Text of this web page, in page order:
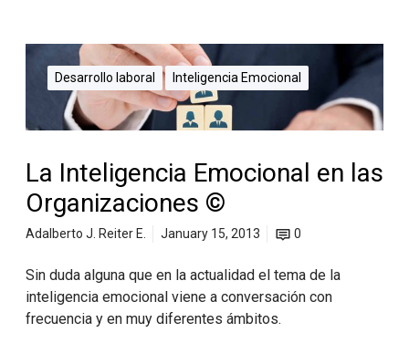
Desarrollo laboral Inteligencia Emocional
La Inteligencia Emocional en las
Organizaciones ©
Adalberto J. Reiter E. January 15, 2013 0
Sin duda alguna que en la actualidad el tema de la
inteligencia emocional viene a conversación con
frecuencia y en muy diferentes ámbitos.